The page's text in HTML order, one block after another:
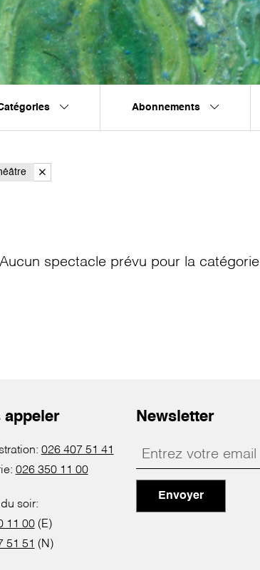
Abonnements
Aucun spectacle prévu pour la catégorie
appeler
026 407 51 41
026 350 11 00
soir:
11 00(E)
51 51 (N)
Newsletter
Envoyer